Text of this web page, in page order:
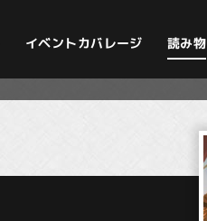
イベントカバレージ 読み物